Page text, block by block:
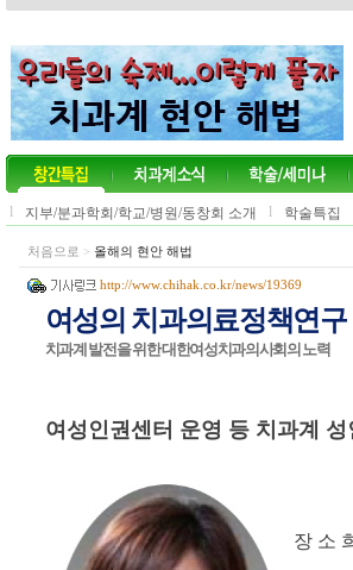
l 지부/분과학회/학교/병원/동창회 소개 l 학술특집
처음으로 > 올해의 현안 해법
http://www.chihak.co.kr/news/19369
여성의 치과의료정책연
치과계 발전을 위한 대한여성치과의사회의 노력
여성인권센터 운영 등 치과계
장 소